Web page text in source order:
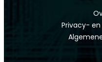
Privacy-